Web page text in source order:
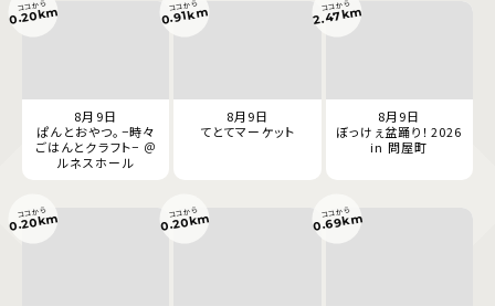
8月9日
ぱんとおやつ。−時々
ごはんとクラフト− ＠
ルネスホール
ココから
0.20km
8月9日
てとてマーケット
ココから
0.91km
8月9日
ぼっけぇ盆踊り！2026
in 問屋町
ココから
2.47km
ココから
0.20km ココから
0.20km ココから
0.69km